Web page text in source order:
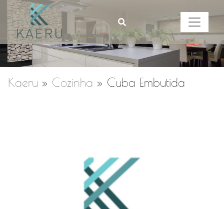
Kaeru » Cozinha » Cuba Embutida